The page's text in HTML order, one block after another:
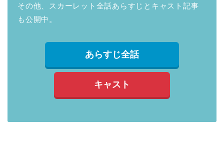
その他、スカーレット全話あらすじとキャスト記事
も公開中。
あらすじ全話
キャスト